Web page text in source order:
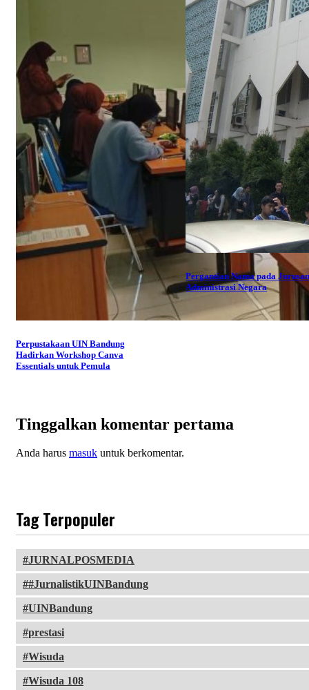
Perpustakaan UIN Bandung
Hadirkan Workshop Canva
Essentials untuk Pemula
Pergantian Nama pada
Administrasi Negara
Tinggalkan komentar pertama
Anda harus masuk untuk berkomentar.
Tag Terpopuler
JURNALPOSMEDIA
#JurnalistikUINBandung
UINBandung
prestasi
Wisuda
Wisuda 108